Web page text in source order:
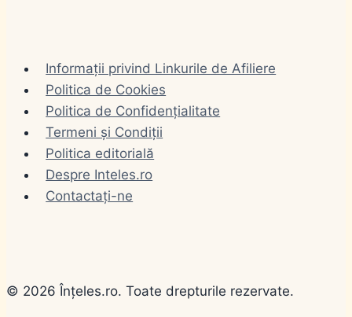
Informații privind Linkurile de Afiliere
Politica de Cookies
Politica de Confidențialitate
Termeni și Condiții
Politica editorială
Despre Inteles.ro
Contactați-ne
© 2026 Înțeles.ro. Toate drepturile rezervate.